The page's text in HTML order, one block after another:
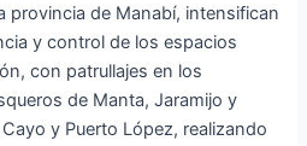
provincia de Manabí, intensifican
y control de los espacios
con patrullajes en los
de Manta, Jaramijo y
y Puerto López, realizando